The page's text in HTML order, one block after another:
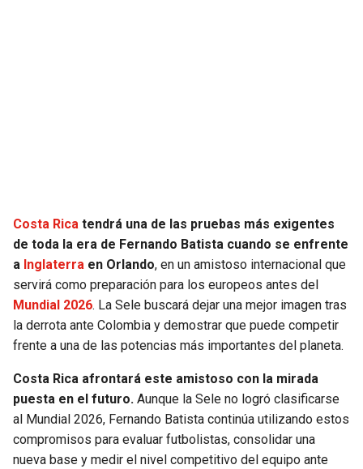
PACKERS
VIKINGS
FALCONS
SAINTS
BUCCANEERS
TIMBERWOLVES
THUNDER
TRAIL BLAZERS
Costa Rica tendrá una de las pruebas más exigentes
de toda la era de Fernando Batista cuando se enfrente
a Inglaterra en Orlando, en un amistoso internacional que
servirá como preparación para los europeos antes del
Mundial 2026. La Sele buscará dejar una mejor imagen tras
la derrota ante Colombia y demostrar que puede competir
frente a una de las potencias más importantes del planeta.
Costa Rica afrontará este amistoso con la mirada
puesta en el futuro. Aunque la Sele no logró clasificarse
al Mundial 2026, Fernando Batista continúa utilizando estos
compromisos para evaluar futbolistas, consolidar una
nueva base y medir el nivel competitivo del equipo ante